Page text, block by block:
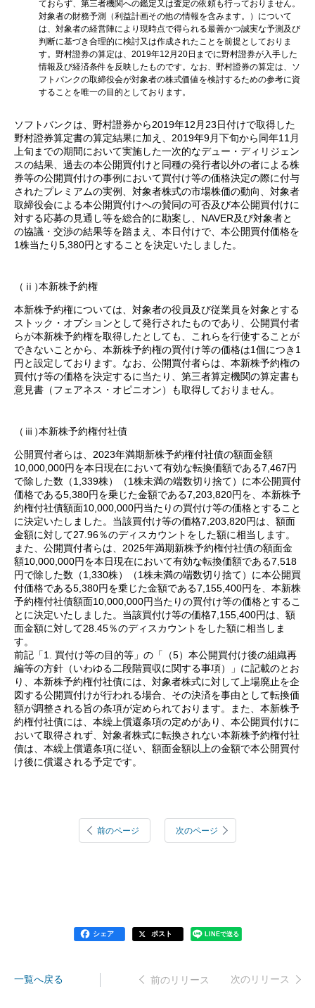
ておらず、第三者機関への鑑定又は査定の依頼も行っておりません。
対象者の財務予測（利益計画その他の情報を含みます。）について
は、対象者の経営陣により現時点で得られる最善かつ誠実な予測及び
判断に基づき合理的に検討又は作成されたことを前提としておりま
す。野村證券の算定は、2019年12月20日までに野村證券が入手した
情報及び経済条件を反映したものです。なお、野村證券の算定は、ソ
フトバンクの取締役会が対象者の株式価値を検討するための参考に資
することを唯一の目的としております。
ソフトバンクは、野村證券から2019年12月23日付けで取得した
野村證券算定書の算定結果に加え、2019年9月下旬から同年11月
上旬までの期間において実施した一次的なデュー・ディリジェン
スの結果、過去の本公開買付けと同種の発行者以外の者による株
券等の公開買付けの事例において買付け等の価格決定の際に付与
されたプレミアムの実例、対象者株式の市場株価の動向、対象者
取締役会による本公開買付けへの賛同の可否及び本公開買付けに
対する応募の見通し等を総合的に勘案し、NAVER及び対象者と
の協議・交渉の結果等を踏まえ、本日付けで、本公開買付価格を
1株当たり5,380円とすることを決定いたしました。
（ⅱ）本新株予約権
本新株予約権については、対象者の役員及び従業員を対象とする
ストック・オプションとして発行されたものであり、公開買付者
らが本新株予約権を取得したとしても、これらを行使することが
できないことから、本新株予約権の買付け等の価格は1個につき1
円と設定しております。なお、公開買付者らは、本新株予約権の
買付け等の価格を決定するに当たり、第三者算定機関の算定書も
意見書（フェアネス・オピニオン）も取得しておりません。
（ⅲ）本新株予約権付社債
公開買付者らは、2023年満期新株予約権付社債の額面金額
10,000,000円を本日現在において有効な転換価額である7,467円
で除した数（1,339株）（1株未満の端数切り捨て）に本公開買付
価格である5,380円を乗じた金額である7,203,820円を、本新株予
約権付社債額面10,000,000円当たりの買付け等の価格とすること
に決定いたしました。当該買付け等の価格7,203,820円は、額面
金額に対して27.96％のディスカウントをした額に相当します。
また、公開買付者らは、2025年満期新株予約権付社債の額面金
額10,000,000円を本日現在において有効な転換価額である7,518
円で除した数（1,330株）（1株未満の端数切り捨て）に本公開買
付価格である5,380円を乗じた金額である7,155,400円を、本新株
予約権付社債額面10,000,000円当たりの買付け等の価格とするこ
とに決定いたしました。当該買付け等の価格7,155,400円は、額
面金額に対して28.45％のディスカウントをした額に相当しま
す。
前記「1. 買付け等の目的等」の「（5）本公開買付け後の組織再
編等の方針（いわゆる二段階買収に関する事項）」に記載のとお
り、本新株予約権付社債には、対象者株式に対して上場廃止を企
図する公開買付けが行われる場合、その決済を事由として転換価
額が調整される旨の条項が定められております。また、本新株予
約権付社債には、本繰上償還条項の定めがあり、本公開買付けに
おいて取得されず、対象者株式に転換されない本新株予約権付社
債は、本繰上償還条項に従い、額面金額以上の金額で本公開買付
け後に償還される予定です。
前のページ 次のページ
シェア ポスト LINEで送る
一覧へ戻る 前のリリース 次のリリース